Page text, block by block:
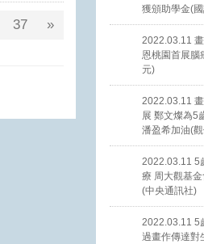
37 »
獲頒助學金(
2022.03.11
恩桃園首展腦
元)
2022.03.11
展 鄭文燦為5
潘盈希加油(
2022.03.11 5
療 周大觀基
(中央通訊社)
2022.03.11 5
過畫作傳達對